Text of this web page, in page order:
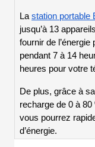
La station portable
jusqu’à 13
fournir de
pendant 7 à 14
heures pour votre
De plus, grâce à
recharge de 0 à
vous pourrez
d’énergie.